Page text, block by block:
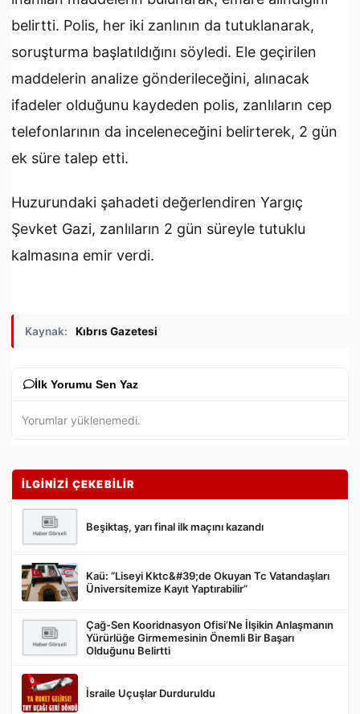
belirtti. Polis, her iki zanlının da tutuklanarak,
soruşturma başlatıldığını söyledi. Ele geçirilen
maddelerin analize gönderileceğini, alınacak
ifadeler olduğunu kaydeden polis, zanlıların cep
telefonlarının da inceleneceğini belirterek, 2 gün
ek süre talep etti.
Huzurundaki şahadeti değerlendiren Yargıç
Şevket Gazi, zanlıların 2 gün süreyle tutuklu
kalmasına emir verdi.
Kaynak: Kıbrıs Gazetesi
İlk Yorumu Sen Yaz
Gönder
Yorumlar yüklenemedi.
İLGİNİZİ ÇEKEBİLİR
Beşiktaş, yarı final ilk maçını kazandı
Kaü: “Liseyi Kktc&#39;de Okuyan Tc Vatandaşları
Üniversitemize Kayıt Yaptırabilir”
Çağ-Sen Kooridnasyon Ofisi’Ne İlşikin Anlaşmanın
Yürürlüğe Girmemesinin Önemli Bir Başarı
Olduğunu Belirtti
İsraile Uçuşlar Durduruldu